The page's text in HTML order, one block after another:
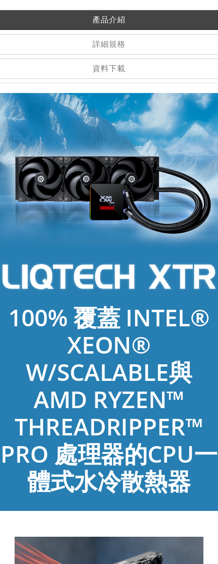
產品介紹
詳細規格
資料下載
100% 覆蓋 INTEL®
XEON®
W/SCALABLE與
AMD RYZEN™
THREADRIPPER™
PRO 處理器的CPU一
體式水冷散熱器